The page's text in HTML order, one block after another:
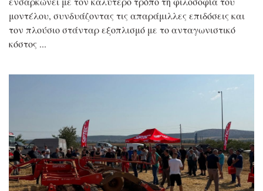
μοντέλου, συνδυάζοντας τις απαράμιλλες επιδόσεις και
τον πλούσιο στάνταρ εξοπλισμό με το ανταγωνιστικό
κόστος